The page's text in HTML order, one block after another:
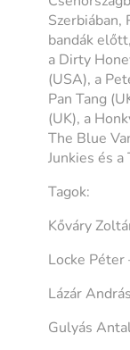
Szerbiában,
bandák
a Dirty
(USA), a
Pan Tang
(UK), a
The Blue
Junkies és a
Tagok:
Kőváry
Locke Péter
Lázár
Gulyás